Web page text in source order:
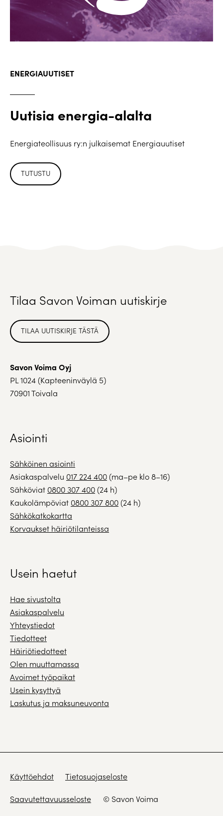
ENERGIAUUTISET
Uutisia energia-alalta
Energiateollisuus ry:n julkaisemat Energiauutiset
TUTUSTU
Tilaa Savon Voiman uutiskirje
TILAA UUTISKIRJE TÄSTÄ
Savon Voima Oyj
PL 1024 (Kapteeninväylä 5)
70901 Toivala
Asiointi
Sähköinen asiointi
Asiakaspalvelu 017 224 400(ma–pe klo 8–16)
Sähköviat 0800 307 400(24 h)
Kaukolämpöviat 0800 307 800(24 h)
Sähkökatkokartta
Korvaukset häiriötilanteissa
Usein haetut
Hae sivustolta
Asiakaspalvelu
Yhteystiedot
Tiedotteet
Häiriötiedotteet
Olen muuttamassa
Avoimet työpaikat
Usein kysyttyä
Laskutus ja maksuneuvonta
Käyttöehdot Tietosuojaseloste
Saavutettavuusseloste © Savon Voima